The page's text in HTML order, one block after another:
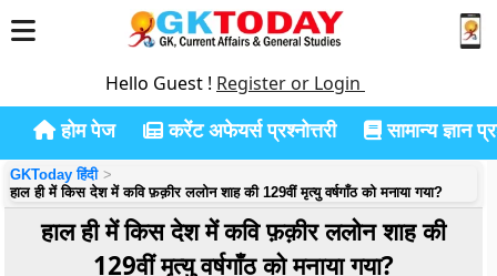
Hello Guest ! Register or Login
होम पेज करेंट अफेयर्स प्रश्नोत्तरी सामान्य ज्ञान
GKToday हिंदी
हाल ही में किस देश में कवि फ़क़ीर ललोन शाह की 129वीं मृत्यु वर्षगाँठ को मनाया गया?
हाल ही में किस देश में कवि फ़क़ीर ललोन शाह की
129वीं मृत्यु वर्षगाँठ को मनाया गया?